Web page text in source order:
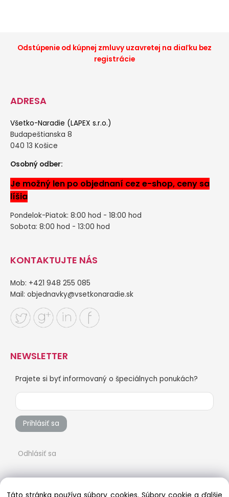
Odstúpenie od kúpnej zmluvy uzavretej na diaľku bez
registrácie
ADRESA
Všetko-Naradie (LAPEX s.r.o.)
Budapeštianska 8
040 13 Košice
Osobný odber:
Je možný len po objednaní cez e-shop, ceny sa
líšia
Pondelok-Piatok: 8:00 hod - 18:00 hod
Sobota: 8:00 hod - 13:00 hod
KONTAKTUJTE NÁS
Mob: +421 948 255 085
Mail: objednavky@vsetkonaradie.sk
NEWSLETTER
Prajete si byť informovaný o špeciálnych ponukách?
Prihlásiť sa
Odhlásiť sa